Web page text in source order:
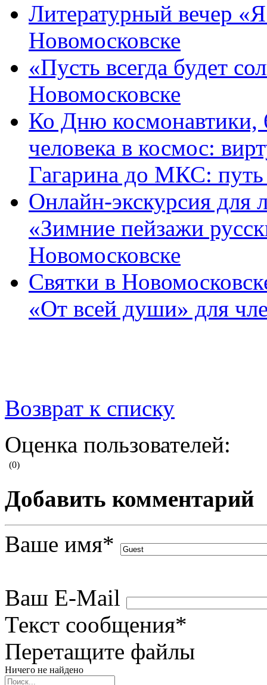
Литературный вечер
Новомосковске
«Пусть всегда будет
Новомосковске
Ко Дню космонавтики,
человека в космос:
Гагарина до МКС: путь
Онлайн-экскурсия для
«Зимние пейзажи
Новомосковске
Святки в
«От всей души» для
Возврат к списку
Оценка пользователей:
(0)
Добавить комментарий
Ваше имя*
Ваш E-Mail
Текст сообщения*
Перетащите файлы
Ничего не найдено